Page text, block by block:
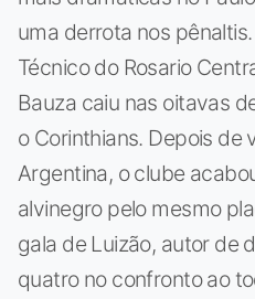
uma derrota nos pênaltis.
Técnico do Rosario
Bauza caiu nas oitavas
o Corinthians. Depois de
Argentina, o clube
alvinegro pelo mesmo
gala de Luizão, autor de
quatro no confronto ao